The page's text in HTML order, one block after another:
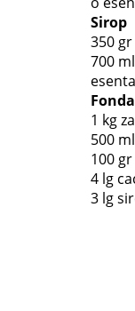
Sirop
350
700
1 kg
500
100
4 lg
3 lg